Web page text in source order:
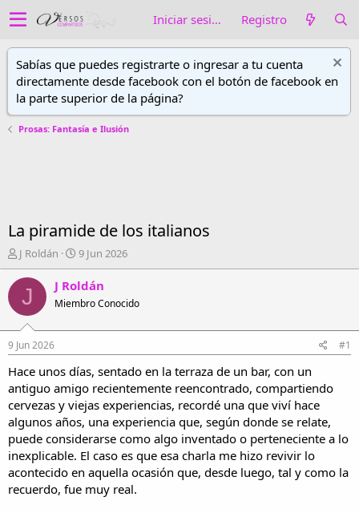
Iniciar sesión Registro
Sabías que puedes registrarte o ingresar a tu cuenta
directamente desde facebook con el botón de facebook en
la parte superior de la página?
Prosas: Fantasía e Ilusión
La piramide de los italianos
A
u
t
r
d
h
i
o
J Roldán
F
e
c
h
a
i
n
c
i
o
9 Jun 2026
J J Roldán
Miembro Conocido
9 Jun 2026 #1
Hace unos días, sentado en la terraza de un bar, con un
antiguo amigo recientemente reencontrado, compartiendo
cervezas y viejas experiencias, recordé una que viví hace
algunos años, una experiencia que, según donde se relate,
puede considerarse como algo inventado o perteneciente a lo
inexplicable. El caso es que esa charla me hizo revivir lo
acontecido en aquella ocasión que, desde luego, tal y como la
recuerdo, fue muy real.